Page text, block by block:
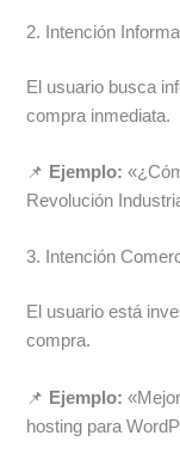
2. Intención
El usuario busca
compra inmediata.
📌 Ejemplo:
Revolución
3. Intención
El usuario está
compra.
📌 Ejemplo:
hosting para